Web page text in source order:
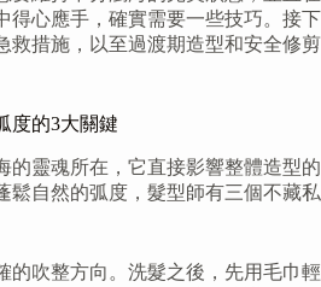
得心應手，確實需要一些技巧。接下
救措施，以至過渡期造型和安全修剪
度的3大關鍵
的靈魂所在，它直接影響整體造型的
鬆自然的弧度，髮型師有三個不藏私
的吹整方向。洗髮之後，先用毛巾輕